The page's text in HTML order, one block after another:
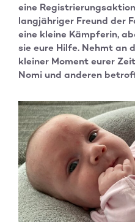
eine
langjähriger Freund der
eine kleine Kämpferin,
sie eure Hilfe. Nehmt an
kleiner Moment eurer
Nomi und anderen